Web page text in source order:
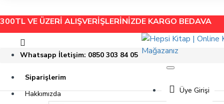
300TL VE ÜZERİ ALIŞVERİŞLERİNİZDE KARGO BEDAVA
Whatsapp İletişim: 0850 303 84 05
Siparişlerim
Hakkımızda
Üye Girişi